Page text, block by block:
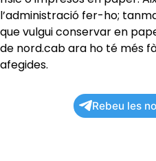
l’administració fer-ho;
que vulgui conservar en
de nord.cab ara ho té més
afegides.
Rebeu les